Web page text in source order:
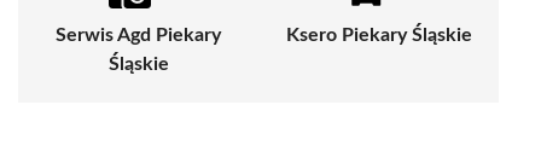
Serwis Agd Piekary
Śląskie
Ksero Piekary Śląskie